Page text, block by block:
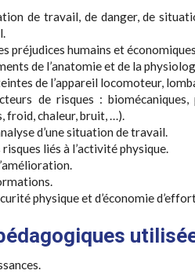
de travail, de danger, de
préjudices humains et
de l’anatomie et de la
de l’appareil locomoteur,
de risques : biomécaniques,
froid, chaleur, bruit, …).
d’une situation de travail.
liés à l’activité physique.
physique et d’économie